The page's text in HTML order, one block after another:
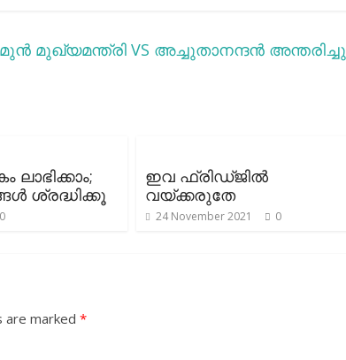
മുൻ മുഖ്യമന്ത്രി VS അച്ചുതാനന്ദൻ അന്തരിച്ചു
ശ്രദ്ധിക്കൂ
0
ഇവ ഫ്രിഡ്ജില്‍
വയ്ക്കരുതേ
24 November 2021 0
are marked *